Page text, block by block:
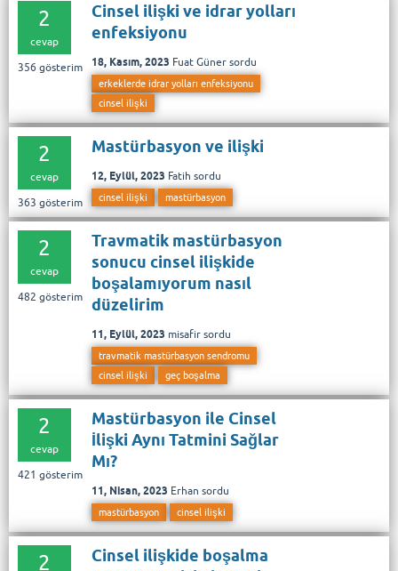
2
cevap
356 gösterim
Cinsel ilişki ve idrar yolları
enfeksiyonu
18, Kasım, 2023 Fuat Güner sordu
erkeklerde idrar yolları enfeksiyonu
cinsel ilişki
2
cevap
363 gösterim
Mastürbasyon ve ilişki
12, Eylül, 2023 Fatih sordu
cinsel ilişki mastürbasyon
2
cevap
482 gösterim
Travmatik mastürbasyon
sonucu cinsel ilişkide
boşalamıyorum nasıl
düzelirim
11, Eylül, 2023 misafir sordu
travmatik mastürbasyon sendromu
cinsel ilişki
geç boşalma
2
cevap
421 gösterim
Mastürbasyon ile Cinsel
İlişki Aynı Tatmini Sağlar
Mı?
11, Nisan, 2023 Erhan sordu
mastürbasyon cinsel ilişki
2
Cinsel ilişkide boşalma